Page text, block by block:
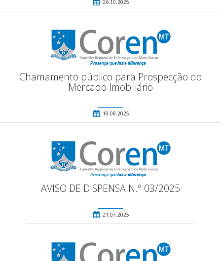
06.10.2025
Chamamento público para Prospecção do
Mercado Imobiliário
19.08.2025
AVISO DE DISPENSA N.º 03/2025
21.07.2025